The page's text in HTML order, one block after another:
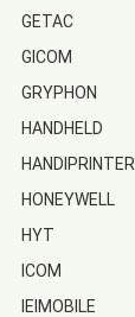
GETAC
GICOM
GRYPHON
HANDHELD
HANDIPRINTER
HONEYWELL
HYT
ICOM
IEIMOBILE